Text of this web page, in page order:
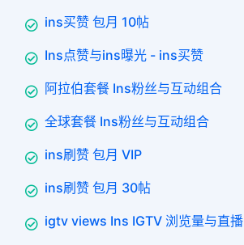
ins买赞 包月 10帖
Ins点赞与ins曝光 - ins买赞
阿拉伯套餐 Ins粉丝与互动组合
全球套餐 Ins粉丝与互动组合
ins刷赞 包月 VIP
ins刷赞 包月 30帖
igtv views Ins IGTV 浏览量与直播